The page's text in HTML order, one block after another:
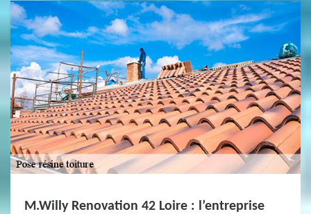
M.Willy Renovation 42 Loire : l’entreprise